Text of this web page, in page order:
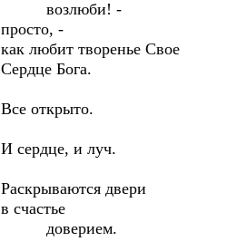
возлюби! -
просто, -
как любит творенье Свое
Сердце Бога.
Все открыто.
И сердце, и луч.
Раскрываются двери
в счастье
доверием.